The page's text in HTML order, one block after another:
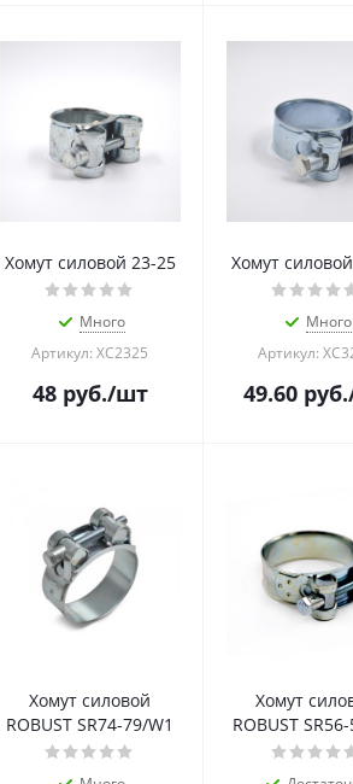
Хомут силовой 23-25
Много
Артикул: ХС2325
48руб./шт
Хомут
Много
Артикул:
49.60 руб.
Хомут силовой
ROBUST SR74-79/W1
Хомут
ROBUST